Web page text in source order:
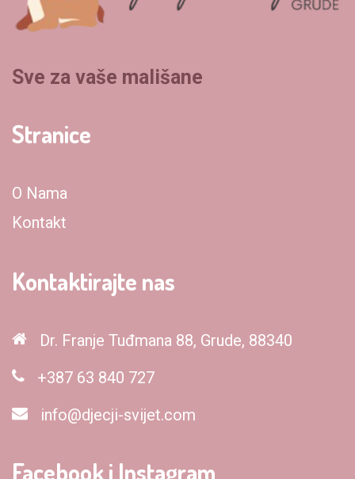
Sve za vaše mališane
Stranice
O Nama
Kontakt
Kontaktirajte nas
Dr. Franje Tuđmana 88, Grude, 88340
+387 63 840 727
info@djecji-svijet.com
Facebook i Instagram